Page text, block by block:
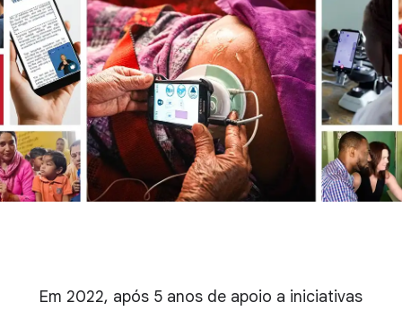
Em 2022, após 5 anos de apoio a iniciativas